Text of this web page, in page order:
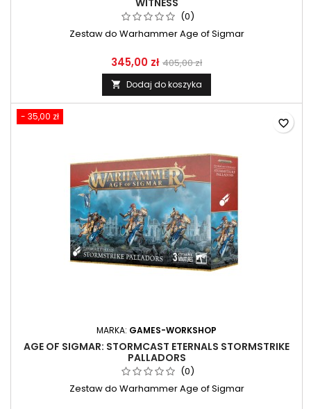
WITNESS
(0)
Zestaw do Warhammer Age of Sigmar
345,00 zł 405,00 zł
 Dodaj do koszyka
- 35,00 zł
MARKA: GAMES-WORKSHOP
AGE OF SIGMAR: STORMCAST ETERNALS STORMSTRIKE
PALLADORS
(0)
Zestaw do Warhammer Age of Sigmar
favorite_border